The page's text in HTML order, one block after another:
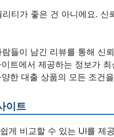
티가 좋은 건 아니에요.
들이 남긴 리뷰를 통해 신
트에서 제공하는 정보가
한 대출 상품의 모든 조건
이트
게 비교할 수 있는 UI를 제